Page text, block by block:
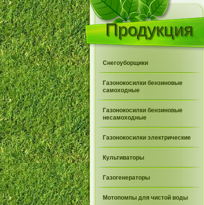
Продукция
Снегоуборщики
Газонокосилки бензиновые
самоходные
Газонокосилки бензиновые
несамоходные
Газонокосилки электрические
Культиваторы
Газогенераторы
Мотопомпы для чистой воды